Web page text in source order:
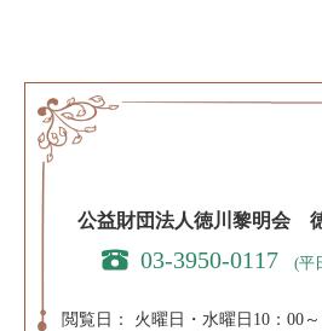
公益財団法人徳川黎明会
03-3950-0117 (平
閲覧日：
火曜日・水曜日10：00